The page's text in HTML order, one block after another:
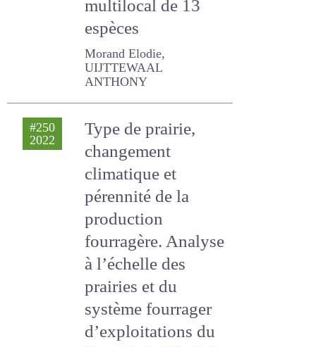
Morand Elodie,
UIJTTEWAAL ANTHONY
Type de prairie,
changement
climatique et
pérennité de la
production
fourragère. Analyse
à l’échelle des
prairies et du
système fourrager
d’exploitations du
Pays de la Déodatie
(Vosges)